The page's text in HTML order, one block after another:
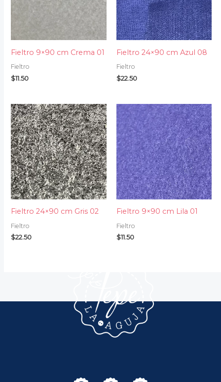
Fieltro 9×90 cm Crema 01
Fieltro
$11.50
Fieltro 24×90 cm Azul 08
Fieltro
$22.50
Fieltro 24×90 cm Gris 02
Fieltro
$22.50
Fieltro 9×90 cm Lila 01
Fieltro
$11.50